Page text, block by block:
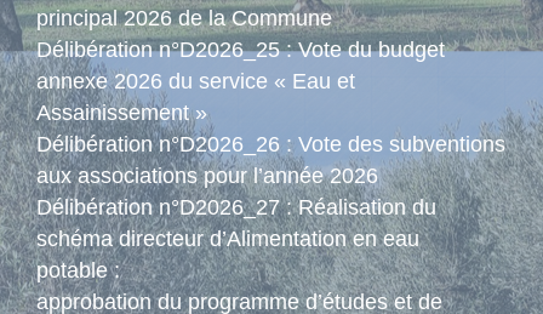
principal 2026 de la Commune
Délibération n°D2026_25 : Vote du budget
annexe 2026 du service « Eau et
Assainissement »
Délibération n°D2026_26 : Vote des subventions
aux associations pour l’année 2026
Délibération n°D2026_27 : Réalisation du
schéma directeur d’Alimentation en eau
potable :
approbation du programme d’études et de